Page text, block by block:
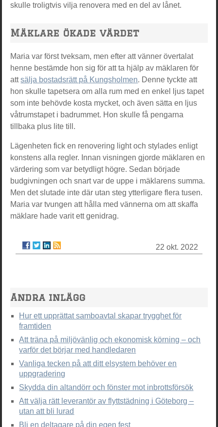
skulle troligtvis vilja renovera med en del av lånet.
Mäklare ökade värdet
Maria var först tveksam, men efter att vänner övertalat
henne bestämde hon sig för att ta hjälp av mäklaren för
attsälja bostadsrätt på Kungsholmen. Denne tyckte att
hon skulle tapetsera om alla rum med en enkel ljus tapet
som inte behövde kosta mycket, och även sätta en ljus
våtrumstapet i badrummet. Hon skulle få pengarna
tillbaka plus lite till.
Lägenheten fick en renovering light och stylades enligt
konstens alla regler. Innan visningen gjorde mäklaren en
värdering som var betydligt högre. Sedan började
budgivningen och snart var de uppe i mäklarens summa.
Men det slutade inte där utan steg ytterligare flera tusen.
Maria var tvungen att hålla med vännerna om att skaffa
mäklare hade varit ett genidrag.
22 okt. 2022
Andra inlägg
Hur ett upprättat samboavtal skapar trygghet för
framtiden
Att träna på miljövänlig och ekonomisk körning – och
varför det börjar med handledaren
Vanliga tecken på att ditt elsystem behöver en
uppgradering
Skydda din altandörr och fönster mot inbrottsförsök
Att välja rätt leverantör av flyttstädning i Göteborg –
utan att bli lurad
Bli en deltagare på din egen fest